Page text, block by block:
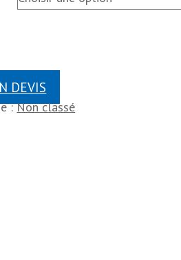
DEVIS
:Non classé